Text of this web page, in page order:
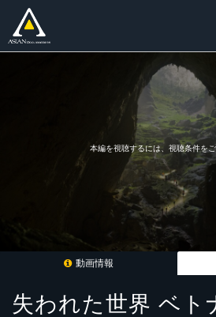
本編を視聴するには、視聴条件を
動画情報
失われた世界 ベト